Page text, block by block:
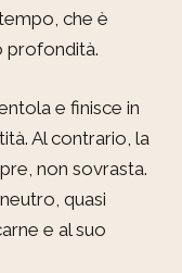
che è
profondità.
e finisce in
Al contrario, la
non sovrasta.
quasi
e al suo